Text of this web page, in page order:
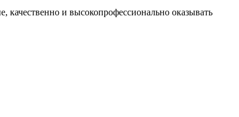
и высокопрофессионально оказывать